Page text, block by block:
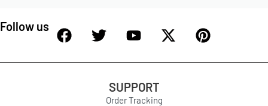
Follow us
SUPPORT
Order Tracking